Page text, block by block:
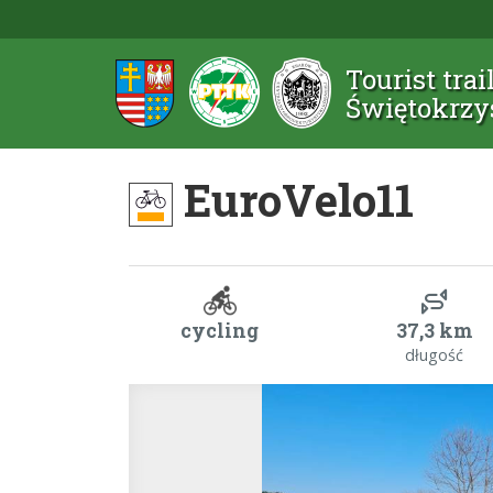
Tourist
EuroVelo11
cycling 37,3 km
długość